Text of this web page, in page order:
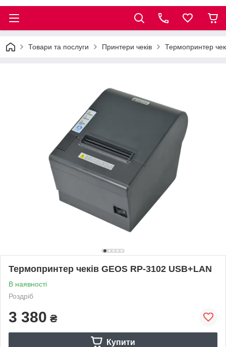
Товари та послуги Принтери чеків Термопринтер
Термопринтер чеків GEOS RP-3102 USB+LAN
В наявності
Роздріб
3 380 ₴
Купити